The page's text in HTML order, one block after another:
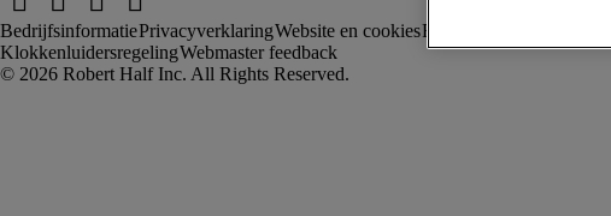
BedrijfsinformatiePrivacyverklaringWebsite en cookiesRekruteringsvoorwaarden
KlokkenluidersregelingWebmaster feedback